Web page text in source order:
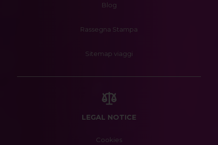
Blog
Rassegna Stampa
Sitemap viaggi
LEGAL NOTICE
Cookies